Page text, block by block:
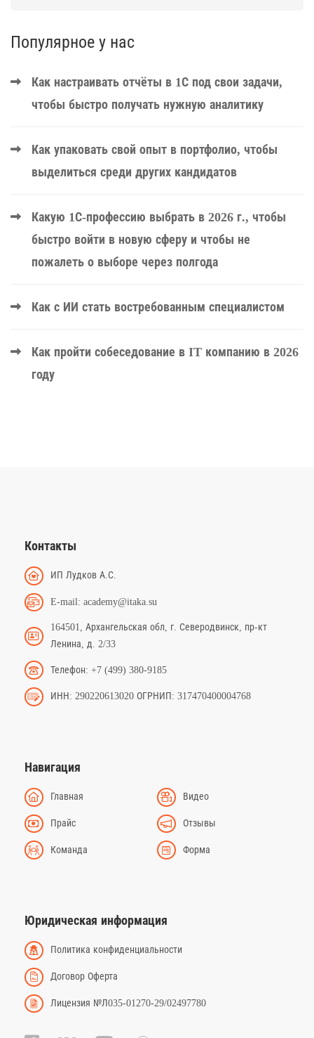
Популярное у нас
Как настраивать отчёты в 1С под свои задачи,
чтобы быстро получать нужную аналитику
Как упаковать свой опыт в портфолио, чтобы
выделиться среди других кандидатов
Какую 1С-профессию выбрать в 2026 г., чтобы
быстро войти в новую сферу и чтобы не
пожалеть о выборе через полгода
Как с ИИ стать востребованным специалистом
Как пройти собеседование в IT компанию в 2026
году
Контакты
ИП Лудков А.С.
E-mail: academy@itaka.su
164501, Архангельская обл, г. Северодвинск, пр-кт
Ленина, д. 2/33
Телефон: +7 (499) 380-9185
ИНН: 290220613020 ОГРНИП: 317470400004768
Навигация
Главная Видео
Прайс Отзывы
Команда Форма
Юридическая информация
Политика конфиденциальности
Договор Оферта
Лицензия №Л035-01270-29/02497780